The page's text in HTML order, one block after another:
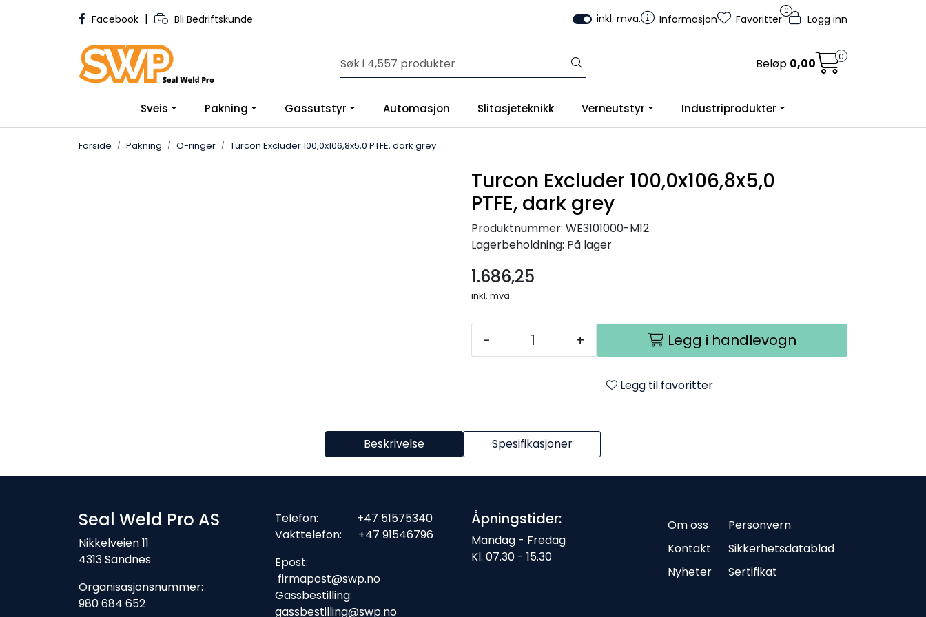
Facebook | Bli Bedriftskunde inkl. mva. Informasjon
0
Favoritter Logg inn
Beløp 0,00 0
Sveis Pakning Gassutstyr Automasjon Slitasjeteknikk Verneutstyr Industriprodukter
Forside Pakning O-ringer Turcon Excluder 100,0x106,8x5,0 PTFE, dark grey
Turcon Excluder 100,0x106,8x5,0
PTFE, dark grey
Produktnummer: WE3101000-M12
Lagerbeholdning: På lager
1.686,25
inkl. mva.
- + Legg i handlevogn
Legg til favoritter
Beskrivelse Spesifikasjoner
Seal Weld Pro AS
Nikkelveien 11
4313 Sandnes
Organisasjonsnummer:
980 684 652
Telefon: +47 51575340
Vakttelefon: +47 91546796
Epost:
firmapost@swp.no
Gassbestilling:
gassbestilling@swp.no
Åpningstider:
Mandag - Fredag
Kl. 07.30 - 15.30
Om oss
Kontakt
Nyheter
Personvern
Sikkerhetsdatablad
Sertifikat